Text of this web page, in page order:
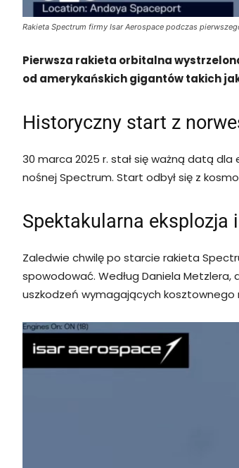
Rakieta Spectrum firmy Isar Aerospace podczas
Pierwsza rakieta orbitalna
od amerykańskich gigantów takich
Historyczny start z
30 marca 2025 r. stał się ważną datą
nośnej Spectrum. Start odbył się z
Spektakularna
Zaledwie chwilę po starcie rakieta
spowodować. Według Daniela
uszkodzeń wymagających kosztownego